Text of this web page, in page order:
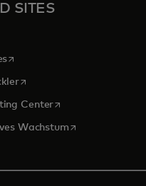
SITES
einer neuen Registerkarte
wird in einer neuen
wird in einer neuen
Centerwird in einer
Wachstumwird in einer